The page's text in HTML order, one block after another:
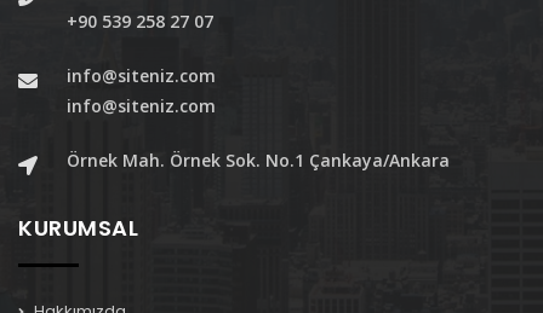
+90 539 258 27 07
info@siteniz.com
info@siteniz.com
Örnek Mah. Örnek Sok. No.1 Çankaya/Ankara
KURUMSAL